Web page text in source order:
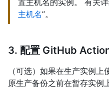
主机名”。
3. 配置 GitHub
（可选）如果在生产实例
原生产备份之前在暂存实例